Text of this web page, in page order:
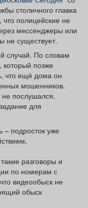
Погода
столичного главка
, что полицейские не
мессенджеры или
не существует.
случай. По словам
который позже
что ещё дома он
мошенников.
не послушался,
для
– подросток уже
разговоры и
по номерам с
видеообыск не
обыск